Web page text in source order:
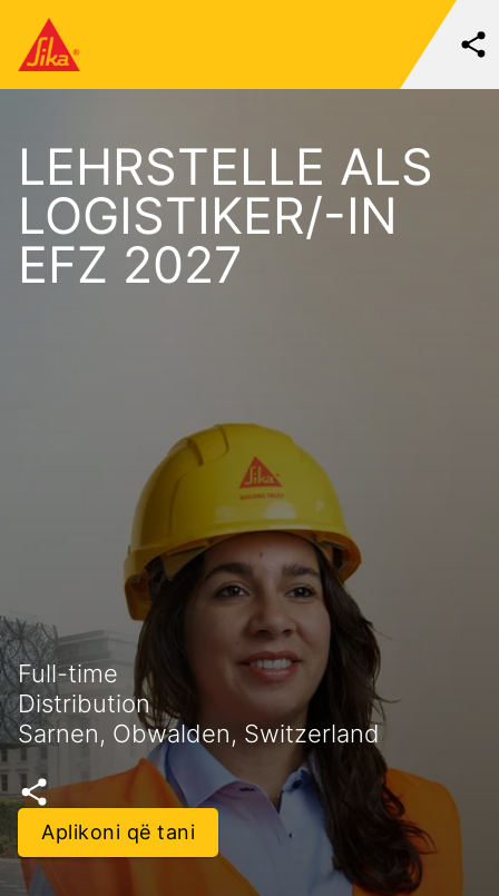
LEHRSTELLE ALS
LOGISTIKER/-IN
EFZ 2027
Full-time
Distribution
Sarnen, Obwalden, Switzerland
Aplikoni që tani